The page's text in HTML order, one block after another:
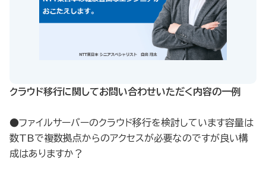
クラウド移行に関してお問い合わせいただく内容の一例​
●ファイルサーバーのクラウド移行を検討しています容量は
数TBで複数拠点からのアクセスが必要なのですが良い構
成はありますか？